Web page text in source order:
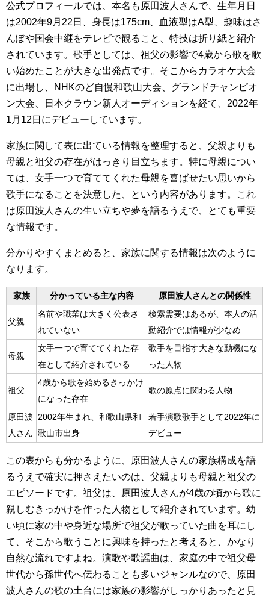
公式プロフィールでは、本名も原田波人さんで、生年月日
は2002年9月22日、身長は175cm、血液型はA型、趣味はさ
んぽや国会中継をテレビで観ること、特技は折り紙と紹介
されています。歌手としては、祖父の影響で4歳から歌を歌
い始めたことが大きな出発点です。そこからカラオケ大会
に出場し、NHKのど自慢和歌山大会、グランドチャンピオ
ン大会、日本クラウン新人オーディションを経て、2022年
1月12日にデビューしています。
家族に関して表に出ている情報を整理すると、父親よりも
母親と祖父の存在がはっきり目立ちます。特に母親につい
ては、女手一つで育ててくれた母親を喜ばせたい思いから
歌手になることを決意した、という内容があります。これ
は原田波人さんの生い立ちや夢を語るうえで、とても重要
な情報です。
分かりやすくまとめると、家族に関する情報は次のように
なります。
家族 分かっている主な内容 原田波人さんとの関係性
父親
名前や職業は大きく公表さ
れていない
検索需要はあるが、本人の活
動紹介では情報が少なめ
母親
女手一つで育ててくれた存
在として紹介されている
歌手を目指す大きな動機にな
った人物
祖父
4歳から歌を始めるきっかけ
になった存在
歌の原点に関わる人物
原田波
人さん
2002年生まれ、和歌山県和
歌山市出身
若手演歌歌手として2022年に
デビュー
この表からも分かるように、原田波人さんの家族構成を語
るうえで確実に押さえたいのは、父親よりも母親と祖父の
エピソードです。祖父は、原田波人さんが4歳の頃から歌に
親しむきっかけを作った人物として紹介されています。幼
い頃に家の中や身近な場所で祖父が歌っていた曲を耳にし
て、そこから歌うことに興味を持ったと考えると、かなり
自然な流れですよね。演歌や歌謡曲は、家庭の中で祖父母
世代から孫世代へ伝わることも多いジャンルなので、原田
波人さんの歌の土台には家族の影響がしっかりあったと見